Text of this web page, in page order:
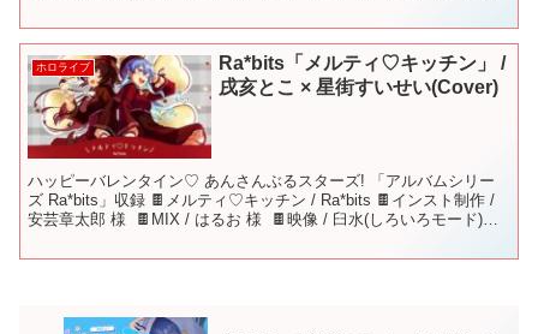
ホロライブ
Ra*bits「メルティ♡キッチン」 /
戌亥とこ × 星街すいせい(Cover)
ハッピーバレンタイン♡ あんさんぶるスターズ! 「アルバムシリー
ズ Ra*bits」収録 🍫メルティ♡キッチン / Ra*bits 🍫インスト制作 /
安芸章太郎 様 ​ 🍫MIX / はるお 様 ​ 🍫映像 / 臼水(しろいろモード)